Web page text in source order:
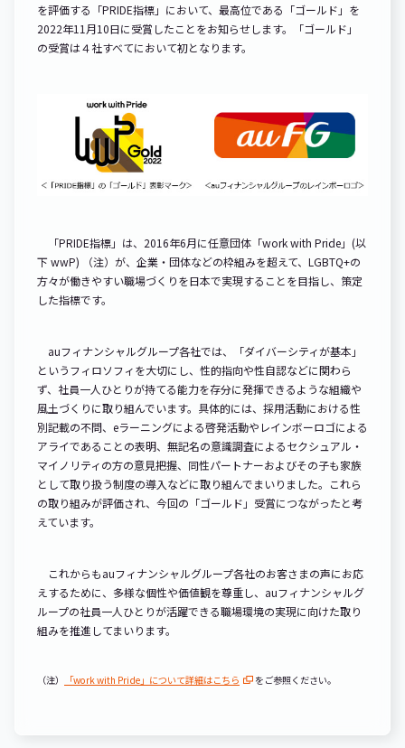
を評価する「PRIDE指標」において、最高位である「ゴールド」を
2022年11月10日に受賞したことをお知らせします。「ゴールド」
の受賞は４社すべてにおいて初となります。
「PRIDE指標」は、2016年6月に任意団体「work with Pride」(以
下 wwP) （注）が、企業・団体などの枠組みを超えて、LGBTQ+の
方々が働きやすい職場づくりを日本で実現することを目指し、策定
した指標です。
auフィナンシャルグループ各社では、「ダイバーシティが基本」
というフィロソフィを大切にし、性的指向や性自認などに関わら
ず、社員一人ひとりが持てる能力を存分に発揮できるような組織や
風土づくりに取り組んでいます。具体的には、採用活動における性
別記載の不問、eラーニングによる啓発活動やレインボーロゴによる
アライであることの表明、無記名の意識調査によるセクシュアル・
マイノリティの方の意見把握、同性パートナーおよびその子も家族
として取り扱う制度の導入などに取り組んでまいりました。これら
の取り組みが評価され、今回の「ゴールド」受賞につながったと考
えています。
これからもauフィナンシャルグループ各社のお客さまの声にお応
えするために、多様な個性や価値観を尊重し、auフィナンシャルグ
ループの社員一人ひとりが活躍できる職場環境の実現に向けた取り
組みを推進してまいります。
（注） 「work with Pride」について詳細はこちら をご参照ください。